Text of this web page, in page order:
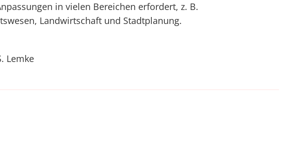
in vielen Bereichen erfordert, z. B.
Landwirtschaft und Stadtplanung.
Lemke